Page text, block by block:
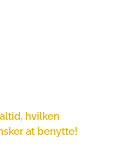
hvilken
at benytte!